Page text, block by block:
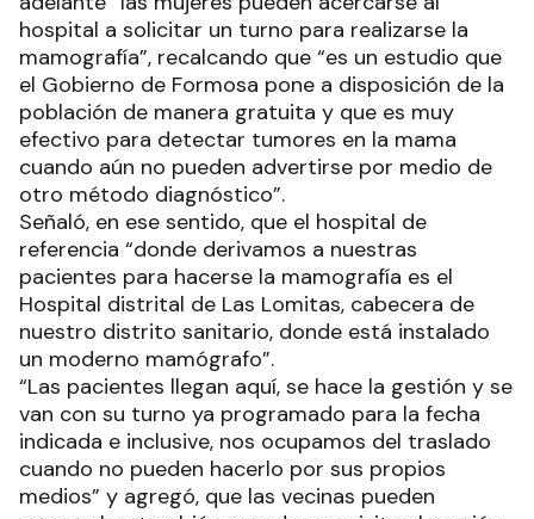
hospital a solicitar un turno para realizarse la
mamografía”, recalcando que “es un estudio que
el Gobierno de Formosa pone a disposición de la
población de manera gratuita y que es muy
efectivo para detectar tumores en la mama
cuando aún no pueden advertirse por medio de
otro método diagnóstico”.
Señaló, en ese sentido, que el hospital de
referencia “donde derivamos a nuestras
pacientes para hacerse la mamografía es el
Hospital distrital de Las Lomitas, cabecera de
nuestro distrito sanitario, donde está instalado
un moderno mamógrafo”.
“Las pacientes llegan aquí, se hace la gestión y se
van con su turno ya programado para la fecha
indicada e inclusive, nos ocupamos del traslado
cuando no pueden hacerlo por sus propios
medios” y agregó, que las vecinas pueden